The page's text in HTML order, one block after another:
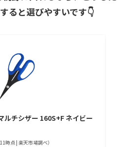
ると選びやすいです👇
ルチシザー 160S+F ネイビー
時点 | 楽天市場調べ）